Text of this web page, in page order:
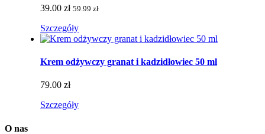
39.00 zł 59.99 zł
Szczegóły
Krem odżywczy granat i kadzidłowiec 50 ml
79.00 zł
Szczegóły
O nas